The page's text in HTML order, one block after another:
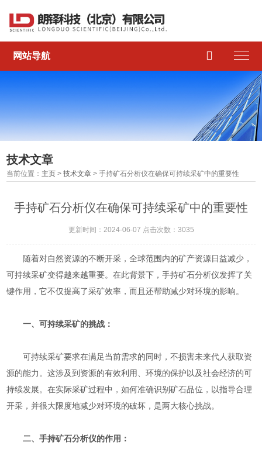
网站导航 
技术文章
当前位置： 主页 >技术文章 > 手持矿石分析仪在确保可持续采矿中的重要性
手持矿石分析仪在确保可持续采矿中的重要性
更新时间：2024-06-07 点击次数：3035
随着对自然资源的不断开采，全球范围内的矿产资源日益减少，
可持续采矿变得越来越重要。在此背景下，手持矿石分析仪发挥了关
键作用，它不仅提高了采矿效率，而且还帮助减少对环境的影响。
一、可持续采矿的挑战：
可持续采矿要求在满足当前需求的同时，不损害未来代人获取资
源的能力。这涉及到资源的有效利用、环境的保护以及社会经济的可
持续发展。在实际采矿过程中，如何准确识别矿石品位，以指导合理
开采，并很大限度地减少对环境的破坏，是两大核心挑战。
二、手持矿石分析仪的作用：